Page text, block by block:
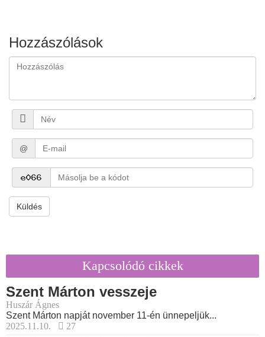
Hozzászólások
@
Küldés
Kapcsolódó cikkek
Szent Márton vesszeje
Huszár Ágnes
Szent Márton napját november 11-én ünnepeljük...
2025.11.10.
27